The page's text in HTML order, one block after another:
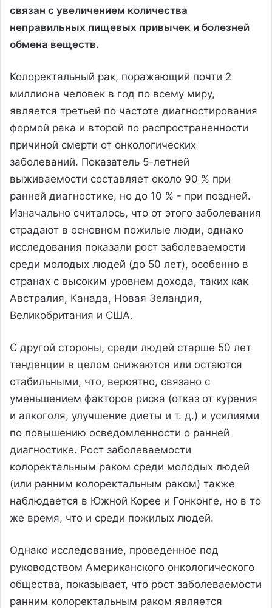
связан с увеличением количества
неправильных пищевых привычек и болезней
обмена веществ.
Колоректальный рак, поражающий почти 2
миллиона человек в год по всему миру,
является третьей по частоте диагностирования
формой рака и второй по распространенности
причиной смерти от онкологических
заболеваний. Показатель 5-летней
выживаемости составляет около 90 % при
ранней диагностике, но до 10 % - при поздней.
Изначально считалось, что от этого заболевания
страдают в основном пожилые люди, однако
исследования показали рост заболеваемости
среди молодых людей (до 50 лет), особенно в
странах с высоким уровнем дохода, таких как
Австралия, Канада, Новая Зеландия,
Великобритания и США.
С другой стороны, среди людей старше 50 лет
тенденции в целом снижаются или остаются
стабильными, что, вероятно, связано с
уменьшением факторов риска (отказ от курения
и алкоголя, улучшение диеты и т. д.) и усилиями
по повышению осведомленности о ранней
диагностике. Рост заболеваемости
колоректальным раком среди молодых людей
(или ранним колоректальным раком) также
наблюдается в Южной Корее и Гонконге, но в то
же время, что и среди пожилых людей.
Однако исследование, проведенное под
руководством Американского онкологического
общества, показывает, что рост заболеваемости
ранним колоректальным раком является